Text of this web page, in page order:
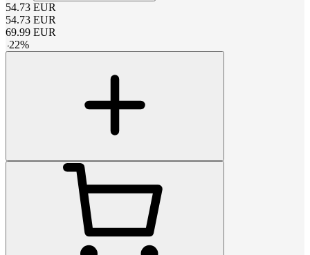
54.73 EUR
54.73 EUR
69.99 EUR
-22%